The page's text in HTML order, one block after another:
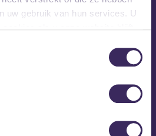
uw gebruik van hun services. U
kun je ook altijd mailen.